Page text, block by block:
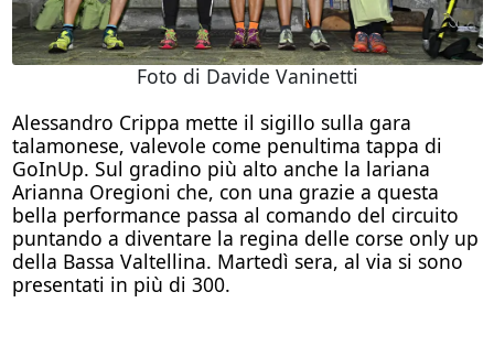
Foto di Davide Vaninetti
Alessandro Crippa mette il sigillo sulla gara
talamonese, valevole come penultima tappa di
GoInUp. Sul gradino più alto anche la lariana
Arianna Oregioni che, con una grazie a questa
bella performance passa al comando del circuito
puntando a diventare la regina delle corse only up
della Bassa Valtellina. Martedì sera, al via si sono
presentati in più di 300.